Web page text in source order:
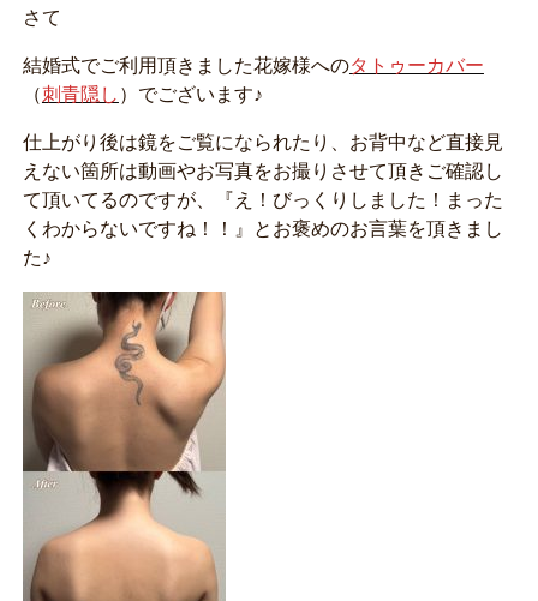
さて
結婚式でご利用頂きました花嫁様へのタトゥーカバー
（刺青隠し ）でございます♪
仕上がり後は鏡をご覧になられたり、お背中など直接見
えない箇所は動画やお写真をお撮りさせて頂きご確認し
て頂いてるのですが、『え！びっくりしました！まった
くわからないですね！！』とお褒めのお言葉を頂きまし
た♪